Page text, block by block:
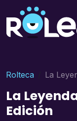
Rolteca La
La
Edición